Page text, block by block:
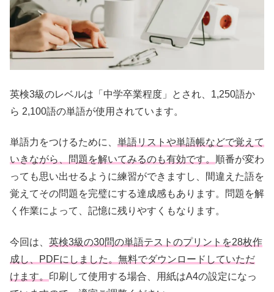
英検3級のレベルは「中学卒業程度」とされ、1,250語か
ら 2,100語の単語が使用されています。
単語力をつけるために、 単語リストや単語帳などで覚えて
いきながら、問題を解いてみるのも有効です。 順番が変わ
っても思い出せるように練習ができますし、間違えた語を
覚えてその問題を完璧にする達成感もあります。問題を解
く作業によって、記憶に残りやすくもなります。
今回は、 英検3級の30問の単語テストのプリントを28枚作
成し、PDFにしました。無料でダウンロードしていただ
けます。 印刷して使用する場合、用紙はA4の設定になっ